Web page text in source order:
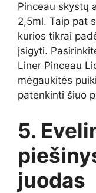
Pinceau skystų
2,5ml. Taip pat
kurios tikrai
įsigyti.
Liner Pinceau
mėgaukitės
patenkinti šiuo
5.
juodas